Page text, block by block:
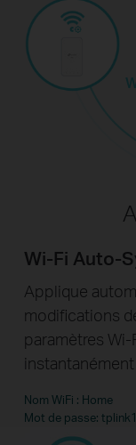
Wi-Fi Auto-
Applique
modifications
paramètres
Nom WiFi : Home
Mot de passe: